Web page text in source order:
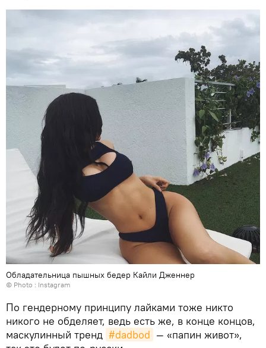
Обладательница пышных бедер Кайли Дженнер
© Photo : Instagram
По гендерному принципу лайками тоже никто
никого не обделяет, ведь есть же, в конце концов,
маскулинный тренд #dadbod — «папин живот»,